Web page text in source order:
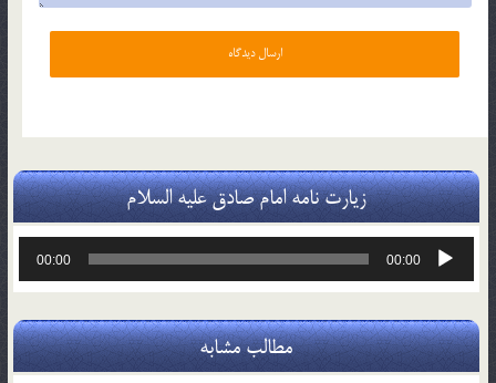
زیارت نامه امام صادق علیه السلام
پخش‌کننده
00:00
00:00
مطالب مشابه